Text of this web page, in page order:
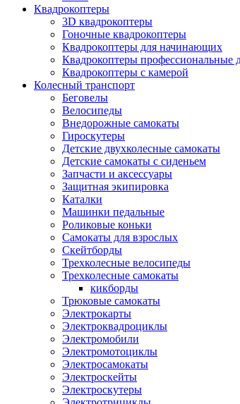
Квадрокоптеры
3D квадрокоптеры
Гоночные квадрокоптеры
Квадрокоптеры для начинающих
Квадрокоптеры профессиональные
Квадрокоптеры с камерой
Колесный транспорт
Беговелы
Велосипеды
Внедорожные самокаты
Гироскутеры
Детские двухколесные самокаты
Детские самокаты с сиденьем
Запчасти и аксессуары
Защитная экипировка
Каталки
Машинки педальные
Роликовые коньки
Самокаты для взрослых
Скейтборды
Трехколесные велосипеды
Трехколесные самокаты
кикборды
Трюковые самокаты
Электрокарты
Электроквадроциклы
Электромобили
Электромотоциклы
Электросамокаты
Электроскейты
Электроскутеры